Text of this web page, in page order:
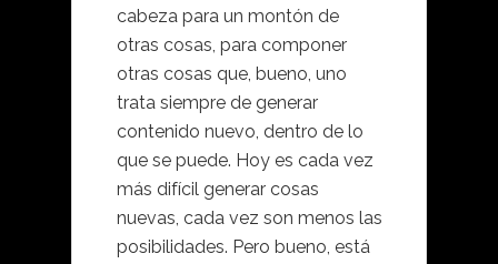
cabeza para un montón de
otras cosas, para componer
otras cosas que, bueno, uno
trata siempre de generar
contenido nuevo, dentro de lo
que se puede. Hoy es cada vez
más difícil generar cosas
nuevas, cada vez son menos las
posibilidades. Pero bueno, está